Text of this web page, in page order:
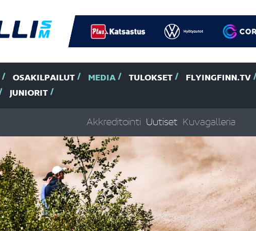
OSAKILPAILUT MEDIA TULOKSET FLYINGFINN.TV
JUNIORIT
Akkreditointi Uutiset Kuvagalleria